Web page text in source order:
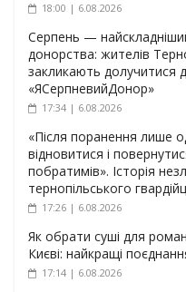
18:00 | 6.08.2026
Серпень —
донорства: жителів
закликають долучитися
«ЯСерпневийДонор»
17:34 | 6.08.2026
«Після поранення лише
відновитися і
побратимів». Історія
тернопільського
17:26 | 6.08.2026
Як обрати суші для
Києві: найкращі
17:14 | 6.08.2026